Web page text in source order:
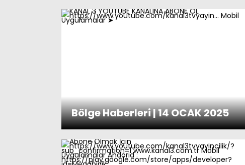
Bölge Haberleri | 14 OCAK 2025